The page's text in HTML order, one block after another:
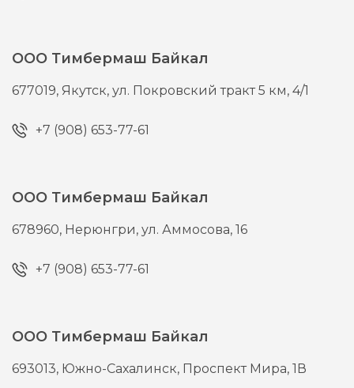
ООО Тимбермаш Байкал
677019, Якутск,ул. Покровский тракт 5 км, 4/1
+7 (908) 653-77-61
ООО Тимбермаш Байкал
678960, Нерюнгри,ул. Аммосова, 16
+7 (908) 653-77-61
ООО Тимбермаш Байкал
693013, Южно-Сахалинск, Проспект Мира, 1В